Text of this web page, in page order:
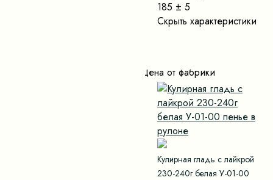
185 ± 5
Скрыть характеристики
Цена от фабрики
Кулирная гладь с лайкрой
230-240г белая У-01-00